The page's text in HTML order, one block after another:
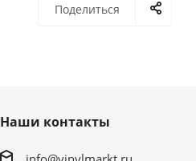
Поделиться
Наши контакты